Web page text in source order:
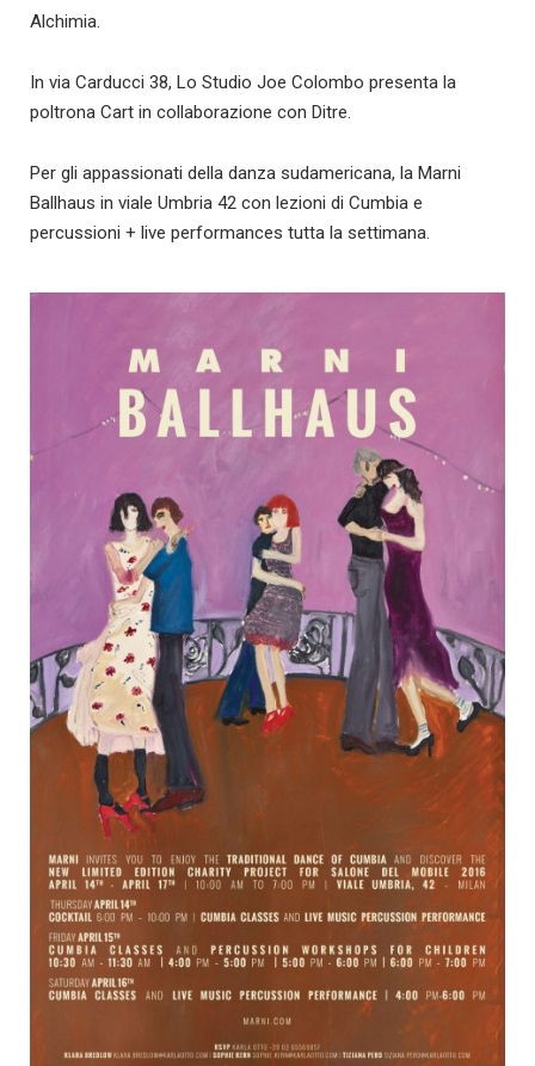
Alchimia.
In via Carducci 38, Lo Studio Joe Colombo presenta la
poltrona Cart in collaborazione con Ditre.
Per gli appassionati della danza sudamericana, la Marni
Ballhaus in viale Umbria 42 con lezioni di Cumbia e
percussioni + live performances tutta la settimana.